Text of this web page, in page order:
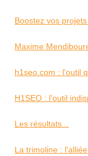
Boostez vos projets
Maxime
h1seo.com : l'outil
H1SEO : l'outil
Les résultats...
La trimoline : l'alliée